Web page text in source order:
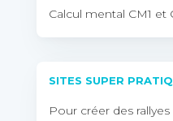
Calcul mental CM1 et
SITES SUPER
Pour créer des